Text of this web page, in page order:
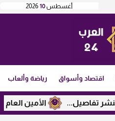
أغسطس10
2026
اقتصاد وأسواق رياضة وألعاب
الأمين العام